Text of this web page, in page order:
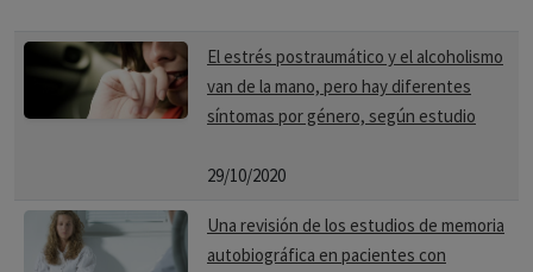
El estrés postraumático y el alcoholismo
van de la mano, pero hay diferentes
síntomas por género, según estudio
29/10/2020
Una revisión de los estudios de memoria
autobiográfica en pacientes con